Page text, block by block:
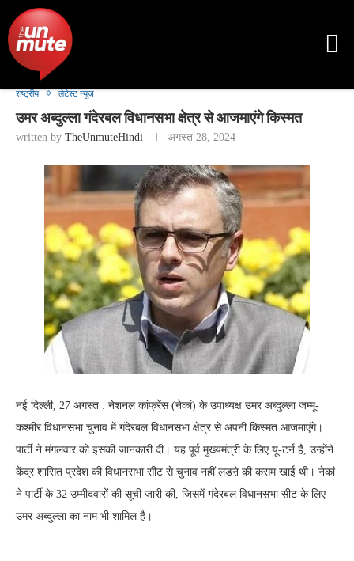
राष्ट्रीय लेटेस्ट न्यूज़
उमर अब्दुल्ला गंदेरबल विधानसभा क्षेत्र से आजमाएंगे किस्मत
written by TheUnmuteHindi अगस्त 28, 2024
नई दिल्ली, 27 अगस्त : नेशनल कांफ्रेंस (नेकां) के उपाध्यक्ष उमर अब्दुल्ला जम्मू-
कश्मीर विधानसभा चुनाव में गंदेरबल विधानसभा क्षेत्र से अपनी किस्मत आजमाएंगे।
पार्टी ने मंगलवार को इसकी जानकारी दी। यह पूर्व मुख्यमंत्री के लिए यू-टर्न है, उन्होंने
केंद्र शासित प्रदेश की विधानसभा सीट से चुनाव नहीं लडऩे की कसम खाई थी। नेकां
ने पार्टी के 32 उम्मीदवारों की सूची जारी की, जिसमें गंदेरबल विधानसभा सीट के लिए
उमर अब्दुल्ला का नाम भी शामिल है।